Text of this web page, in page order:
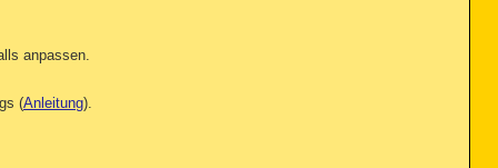
anpassen.
(Anleitung).